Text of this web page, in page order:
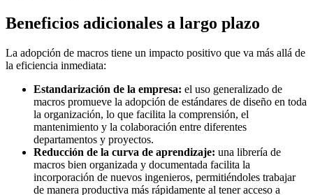
Beneficios adicionales a largo plazo
La adopción de macros tiene un impacto positivo que va más allá de
la eficiencia inmediata:
Estandarización de la empresa: el uso generalizado de
macros promueve la adopción de estándares de diseño en toda
la organización, lo que facilita la comprensión, el
mantenimiento y la colaboración entre diferentes
departamentos y proyectos.
Reducción de la curva de aprendizaje: una librería de
macros bien organizada y documentada facilita la
incorporación de nuevos ingenieros, permitiéndoles trabajar
de manera productiva más rápidamente al tener acceso a